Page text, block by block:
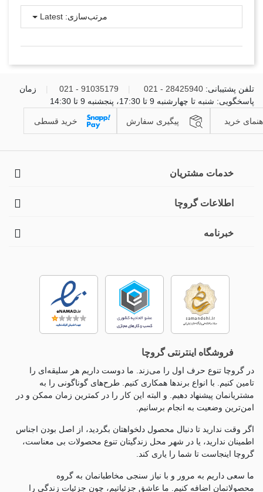
مرتب‌سازی: Latest
تلفن پشتیبانی: 28425940 - 021
91035179 - 021
زمان
پاسخگویی: شنبه تا چهارشنبه 9 تا 17:30، پنجشنبه 9 تا 14:30
خرید پیگیری سفارش خرید قسطی
خدمات مشتریان
اطلاعات گروچا
خبرنامه
فروشگاه اینترنتی گروچا
در گروچا تنوع حرف اول را می‌زند. ما دوست داریم هر سلیقه‌ای را
تامین کنیم. با انواع برندها همکاری کنیم. طرح‌های گوناگونی را به
مشتریانمان پیشنهاد دهیم. و البته این کار را در کمترین زمان ممکن و در
امن‌ترین وضعیت به انجام برسانیم.
اگر وقت ندارید تا دنبال محصول دلخواهتان بگردید، از اصل بودن اجناس
اطمینان ندارید، یا در شهر محل زندگیتان تنوع محصولات بی معناست،
گروچا اینجاست تا شما را یاری کند.
ما سعی داریم به مرور و با نیاز سنجی مخاطبانمان به گروه
محصولاتمان اضافه کنیم. ما عاشق جزئياتیم، چون جزئيات زندگی را